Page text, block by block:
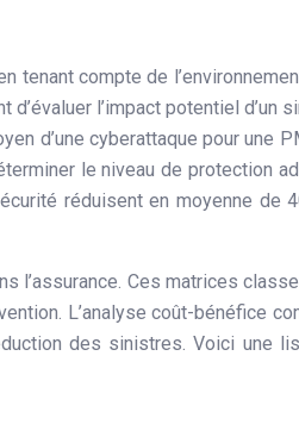
tenant compte de
l’impact potentiel d’un
d’une cyberattaque pour une
le niveau de protection
réduisent en moyenne de
l’assurance. Ces matrices
L’analyse coût-bénéfice
des sinistres. Voici une